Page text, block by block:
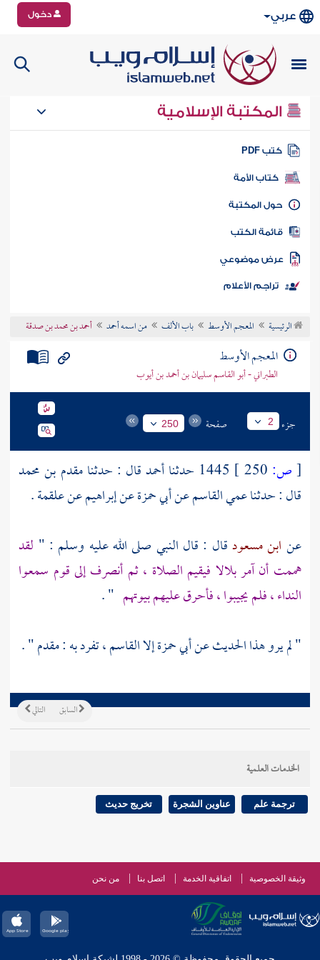
عربي دخول
المكتبة الإسلامية
كتب PDF
كتاب الأمة
المكتبة
الكتب
موضوعي
تراجم الأعلام
الرئيسية المعجم الأوسط باب الألف من اسمه أحمد أحمد بن محمد بن صدقة
المعجم الأوسط
الطبراني - أبو القاسم سليمان بن أحمد بن أيوب
جزء 2 صفحة 250
[ص: 1445 حدثنا أحمدقال : حدثنامقدم بن محمد
قال : حدثنا عميالقاسمعنأبي حمزةعنإبراهيمعنعلقمة.
عن ابن مسعودقال : قال النبي صلى الله عليه وسلم : " لقد
هممت أن آمربلالا فيقيم الصلاة ، ثم أنصرف إلى قوم سمعوا
النداء ، فلم يجيبوا ، فأحرق عليهم بيوتهم " .
" لم يرو هذا الحديث عنأبي حمزةإلاالقاسم، تفرد به :مقدم" .
التالي السابق
الخدمات العلمية
ترجمة علم عناوين الشجرة تخريج حديث
وثيقة الخصوصية اتفاقية الخدمة اتصل بنا من نحن